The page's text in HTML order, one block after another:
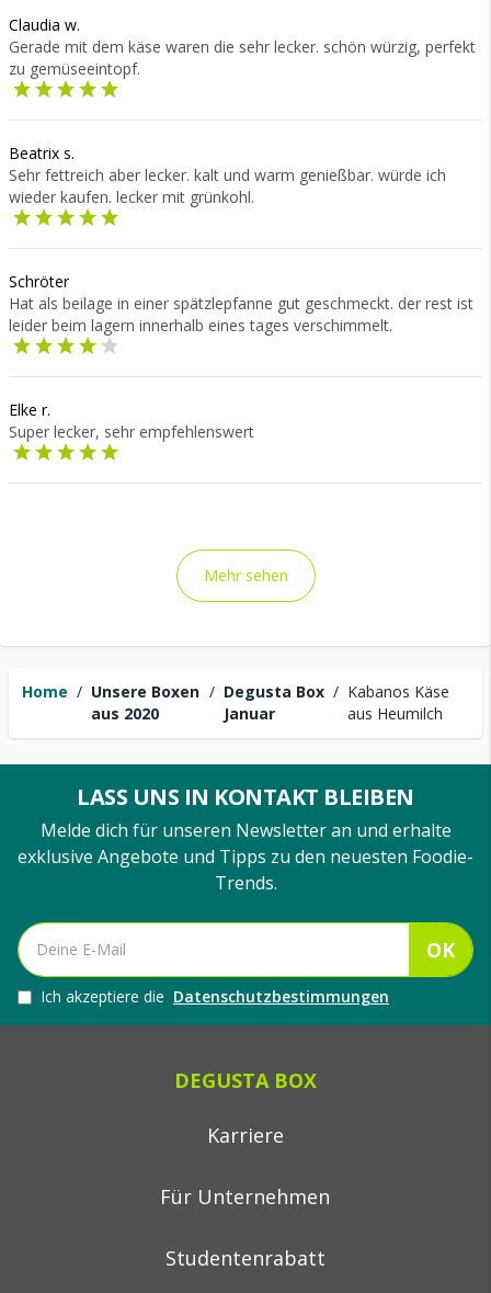
Home / Unsere Boxen
aus 2020
/ Degusta Box
Januar
/ Kabanos Käse
aus Heumilch
Claudia w.
Gerade mit dem käse waren die sehr lecker. schön würzig, perfekt
zu gemüseeintopf.
Beatrix s.
Sehr fettreich aber lecker. kalt und warm genießbar. würde ich
wieder kaufen. lecker mit grünkohl.
Schröter
Hat als beilage in einer spätzlepfanne gut geschmeckt. der rest ist
leider beim lagern innerhalb eines tages verschimmelt.
Elke r.
Super lecker, sehr empfehlenswert
Mehr sehen
LASS UNS IN KONTAKT BLEIBEN
Melde dich für unseren Newsletter an und erhalte
exklusive Angebote und Tipps zu den neuesten Foodie-
Trends.
OK
Ich akzeptiere die Datenschutzbestimmungen
DEGUSTA BOX
Karriere
Für Unternehmen
Studentenrabatt